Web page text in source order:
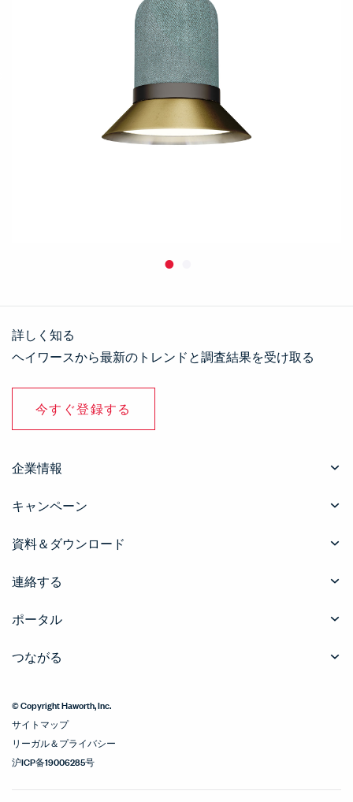
詳しく知る
ヘイワースから最新のトレンドと調査結果を受け取る
今すぐ登録する
企業情報
キャンペーン
資料＆ダウンロード
連絡する
ポータル
つながる
© Copyright Haworth, Inc.
サイトマップ
リーガル＆プライバシー
沪ICP备19006285号